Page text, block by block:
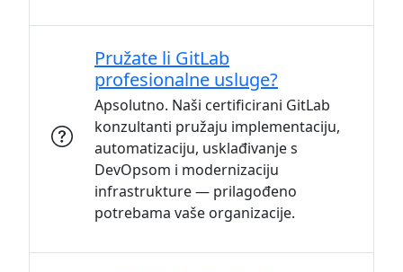
Pružate li GitLab
profesionalne usluge?
Apsolutno. Naši certificirani GitLab
konzultanti pružaju implementaciju,
automatizaciju, usklađivanje s
DevOpsom i modernizaciju
infrastrukture — prilagođeno
potrebama vaše organizacije.